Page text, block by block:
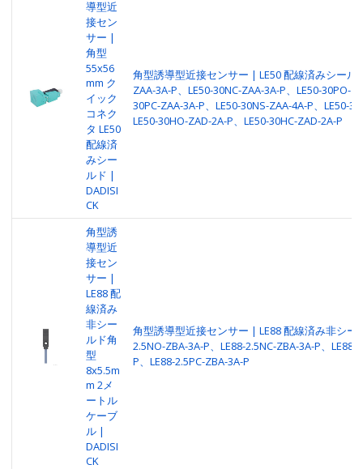
導型近
接セン
サー |
角型
55x56
mm ク
イック
コネク
タ LE50
配線済
みシー
ルド |
DADISI
CK
角型誘導型近接センサー | LE50 配線済みシール
ZAA-3A-P、LE50-30NC-ZAA-3A-P、LE50-30PO-
30PC-ZAA-3A-P、LE50-30NS-ZAA-4A-P、LE50-
LE50-30HO-ZAD-2A-P、LE50-30HC-ZAD-2A-P
角型誘
導型近
接セン
サー |
LE88 配
線済み
非シー
ルド角
型
8x5.5m
m 2メ
ートル
ケーブ
ル |
DADISI
CK
角型誘導型近接センサー | LE88 配線済み非シー
2.5NO-ZBA-3A-P、LE88-2.5NC-ZBA-3A-P、LE88-
P、LE88-2.5PC-ZBA-3A-P